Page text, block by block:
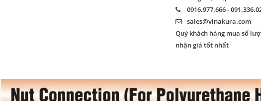
0916.977.666 -
sales@vinakura.com
Quý khách hàng mua số
nhận giá tốt nhất